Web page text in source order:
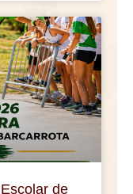
de